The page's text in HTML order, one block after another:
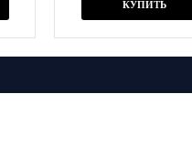
КУПИТЬ